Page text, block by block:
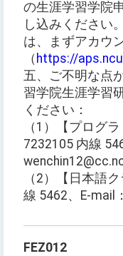
の生涯学習学院
し込みください
は、まずアカウ
（ https://
五、ご不明な点
習学院生涯学習
ください：
（1）【プログ
7232105 内線
（2）【日本語
線 5462、E-mail
FEZ012